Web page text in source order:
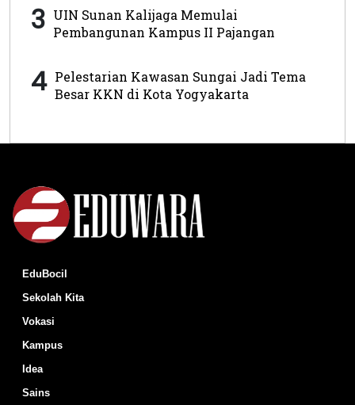
3 UIN Sunan Kalijaga Memulai
Pembangunan Kampus II Pajangan
4 Pelestarian Kawasan Sungai Jadi Tema
Besar KKN di Kota Yogyakarta
EduBocil
Sekolah Kita
Vokasi
Kampus
Idea
Sains